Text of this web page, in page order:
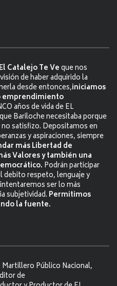
Catalejo Te Veque nos
de haber adquirido la
desde entonces,iniciamos
emprendimiento
años de vida de EL
Bariloche necesitaba porque
satisfizo. Depositamos en
y aspiraciones, siempre
más Libertad de
Valores y también una
Podrán participar
debito respeto, lenguaje y
ser lo más
subjetividad. Permitimos
la fuente.
Público Nacional,
de